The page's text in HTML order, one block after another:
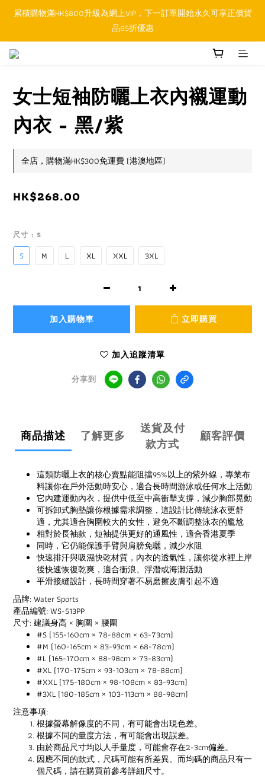
順豐香港SFHK APP取件通知功能將取代SMS短訊
累積購物滿HK$800升級為網上VIP，下一訂單開始永久可享正價貨
品85折優惠
順豐香港SFHK APP取件通知功能將取代SMS短訊
女士短袖防曬上衣內襯運動
內衣 - 黑/紫
全店，購物滿HK$300免運費 (港澳地區)
HK$268.00
尺寸 : S
S M L XL XXL 3XL
加入購物車 立即購買
加入追蹤清單
分享到
商品描述 了解更多
送貨及付
款方式
顧客評價
這類防曬上衣的核心賣點能阻擋95%以上的紫外線，專業布
料讓你在戶外活動時安心，適合長時間游泳或任何水上活動
它內建運動內衣，提供中低至中高衝擊支撐，減少胸部晃動
可拆卸式胸墊讓你根據需求調整，這設計比傳統泳衣更舒
適，尤其適合胸圍較大的女性，避免不斷調整泳衣的尷尬
相對於長袖款，短袖提供更好的通風性，適合香港夏季
同時，它仍能保護手臂與肩膀免曬，減少水阻
快速排汗與吸濕快乾材質，內衣的透氣性，讓你從水裡上岸
後快速恢復乾爽，適合衝浪、浮潛或海灘活動
平滑接縫設計，長時間穿著不易磨擦皮膚引起不適
品牌: Water Sports
產品編號: WS-513PP
尺寸: 建議身高 × 胸圍 × 腰圍
#S (155-160cm × 78-88cm × 63-73cm)
#M (160-165cm × 83-93cm × 68-78cm)
#L (165-170cm × 88-98cm × 73-83cm)
#XL (170-175cm × 93-103cm × 78-88cm)
#XXL (175-180cm × 98-108cm × 83-93cm)
#3XL (180-185cm × 103-113cm × 88-98cm)
注意事項:
根據螢幕解像度的不同，有可能會出現色差。
根據不同的量度方法，有可能會出現誤差。
由於商品尺寸均以人手量度，可能會存在2-3cm偏差。
因應不同的款式，尺碼可能有所差異。而均碼的商品只有一
個尺碼，請在購買前參考詳細尺寸。